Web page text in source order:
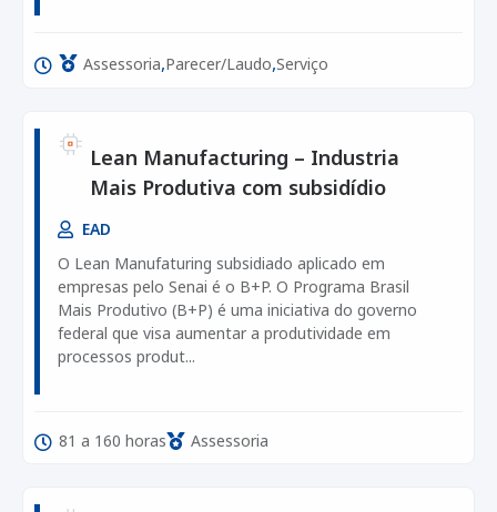
Assessoria,Parecer/Laudo,Serviço
Lean Manufacturing – Industria
Mais Produtiva com subsidídio
EAD
O Lean Manufaturing subsidiado aplicado em
empresas pelo Senai é o B+P. O Programa Brasil
Mais Produtivo (B+P) é uma iniciativa do governo
federal que visa aumentar a produtividade em
processos produt...
81 a 160 horas Assessoria